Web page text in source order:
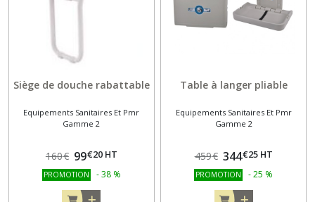
Siège de douche rabattable
Equipements Sanitaires Et Pmr
Gamme 2
160€ 99€20 HT
PROMOTION -38 %
Table à langer pliable
Equipements Sanitaires Et Pmr
Gamme 2
459€ 344€25 HT
PROMOTION -25 %